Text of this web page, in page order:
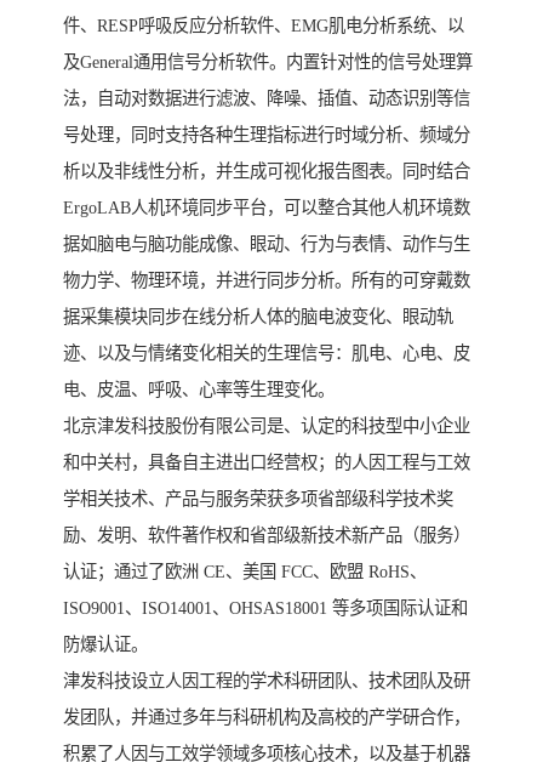
件、RESP呼吸反应分析软件、EMG肌电分析系统、以
及General通用信号分析软件。内置针对性的信号处理算
法，自动对数据进行滤波、降噪、插值、动态识别等信
号处理，同时支持各种生理指标进行时域分析、频域分
析以及非线性分析，并生成可视化报告图表。同时结合
ErgoLAB人机环境同步平台，可以整合其他人机环境数
据如脑电与脑功能成像、眼动、行为与表情、动作与生
物力学、物理环境，并进行同步分析。所有的可穿戴数
据采集模块同步在线分析人体的脑电波变化、眼动轨
迹、以及与情绪变化相关的生理信号：肌电、心电、皮
电、皮温、呼吸、心率等生理变化。
北京津发科技股份有限公司是、认定的科技型中小企业
和中关村，具备自主进出口经营权；的人因工程与工效
学相关技术、产品与服务荣获多项省部级科学技术奖
励、发明、软件著作权和省部级新技术新产品（服务）
认证；通过了欧洲 CE、美国 FCC、欧盟 RoHS、
ISO9001、ISO14001、OHSAS18001 等多项国际认证和
防爆认证。
津发科技设立人因工程的学术科研团队、技术团队及研
发团队，并通过多年与科研机构及高校的产学研合作，
积累了人因与工效学领域多项核心技术，以及基于机器